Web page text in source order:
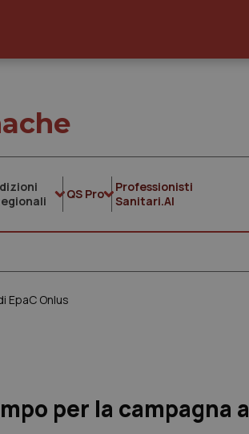
QS Pro
Professionisti
Sanitari.AI
EpaC Onlus
per la campagna a